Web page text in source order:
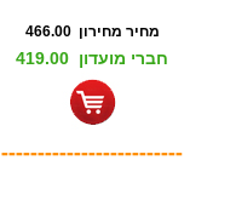
מחיר מחירון 466.00
חברי מועדון 419.00
-------------------------